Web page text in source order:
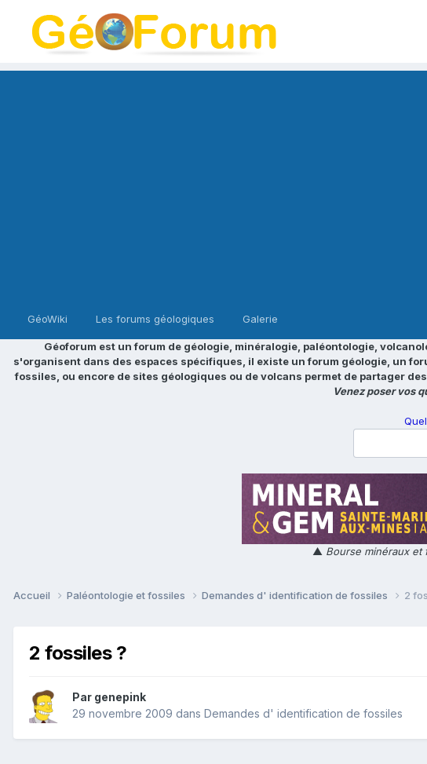
GéoWiki Les forums géologiques Galerie
Géoforum est un forum de géologie, minéralogie, paléontologie,
s'organisent dans des espaces spécifiques, il existe un forum géologie, un
fossiles, ou encore de sites géologiques ou de volcans permet de partager
Venez poser vos
▲ Bourse minéraux et
Accueil Paléontologie et fossiles Demandes d' identification de fossiles 2
2 fossiles ?
Par genepink
29 novembre 2009 dans Demandes d' identification de fossiles